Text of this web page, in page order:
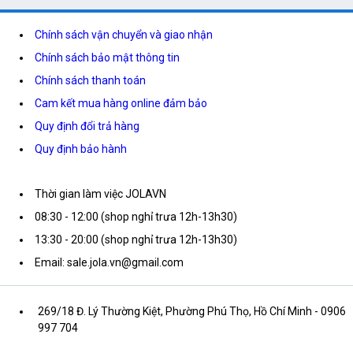
Chính sách vận chuyển và giao nhận
Chính sách bảo mật thông tin
Chính sách thanh toán
Cam kết mua hàng online đảm bảo
Quy định đổi trả hàng
Quy định bảo hành
Thời gian làm việc JOLAVN
08:30 - 12:00 (shop nghỉ trưa 12h-13h30)
13:30 - 20:00 (shop nghỉ trưa 12h-13h30)
Email: sale.jola.vn@gmail.com
269/18 Đ. Lý Thường Kiệt, Phường Phú Thọ, Hồ Chí Minh - 0906
997 704